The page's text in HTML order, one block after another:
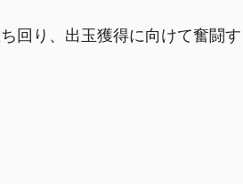
回り、出玉獲得に向けて奮闘す